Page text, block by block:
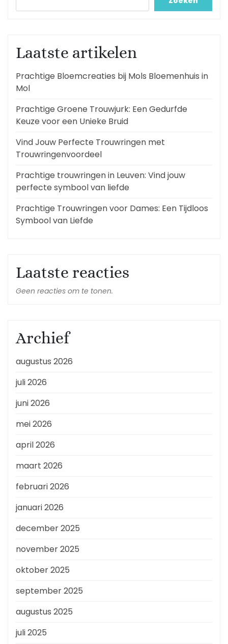
Laatste artikelen
Prachtige Bloemcreaties bij Mols Bloemenhuis in
Mol
Prachtige Groene Trouwjurk: Een Gedurfde
Keuze voor een Unieke Bruid
Vind Jouw Perfecte Trouwringen met
Trouwringenvoordeel
Prachtige trouwringen in Leuven: Vind jouw
perfecte symbool van liefde
Prachtige Trouwringen voor Dames: Een Tijdloos
Symbool van Liefde
Laatste reacties
Geen reacties om te tonen.
Archief
augustus 2026
juli 2026
juni 2026
mei 2026
april 2026
maart 2026
februari 2026
januari 2026
december 2025
november 2025
oktober 2025
september 2025
augustus 2025
juli 2025